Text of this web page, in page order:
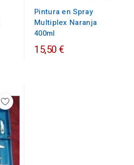
Pintura en Spray
Multiplex Naranja
400ml
15,50 €